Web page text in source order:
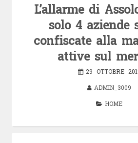
L’allarme di
solo 4 aziende
confiscate alla
attive sul
29 OTTOBRE
ADMIN_3009
HOME